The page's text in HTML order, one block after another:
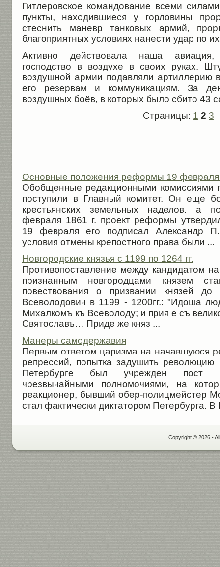
Гитлеровское командование всеми
пункты, находившиеся у горловины
стеснить маневр танковых армий,
благоприятных условиях нанести удар по
Активно действовала наша
господство в воздухе в своих руках.
воздушной армии подавляли артиллерию
его резервам и коммуникациям. За
воздушных боёв, в которых было сбито 43
Страницы: 1 2 3
Основные положения реформы 19 февраля
Обобщенные редакционными комиссиями
поступили в Главный комитет. Он еще
крестьянских земельных наделов, а
февраля 1861 г. проект реформы
19 февраля его подписал Александр
условия отмены крепостного права были ...
Новгородские князья с 1199 по 1264 гг.
Противопоставление между кандидатом
признанным новгородцами князем
повествования о призвании князей
Всеволодович в 1199 - 1200гг.: "Идоша
Михалкомъ къ Всеволоду; и прия е съ
Святославъ… Приде же княз ...
Манеры самодержавия
Первым ответом царизма на начавшуюся
репрессий, попытка задушить
Петербурге был учрежден пост
чрезвычайными полномочиями, на
реакционер, бывший обер-полицмейстер
стал фактически диктатором Петербурга. В
Copyright © 2026 -